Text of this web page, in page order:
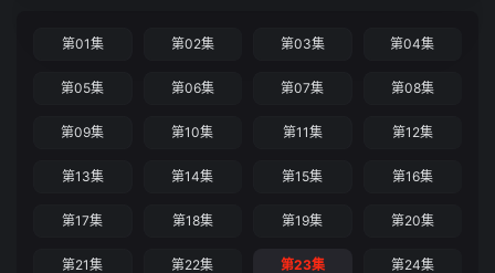
第01集 第02集 第03集 第04集
第05集 第06集 第07集 第08集
第09集 第10集 第11集 第12集
第13集 第14集 第15集 第16集
第17集 第18集 第19集 第20集
第21集 第22集 第23集 第24集